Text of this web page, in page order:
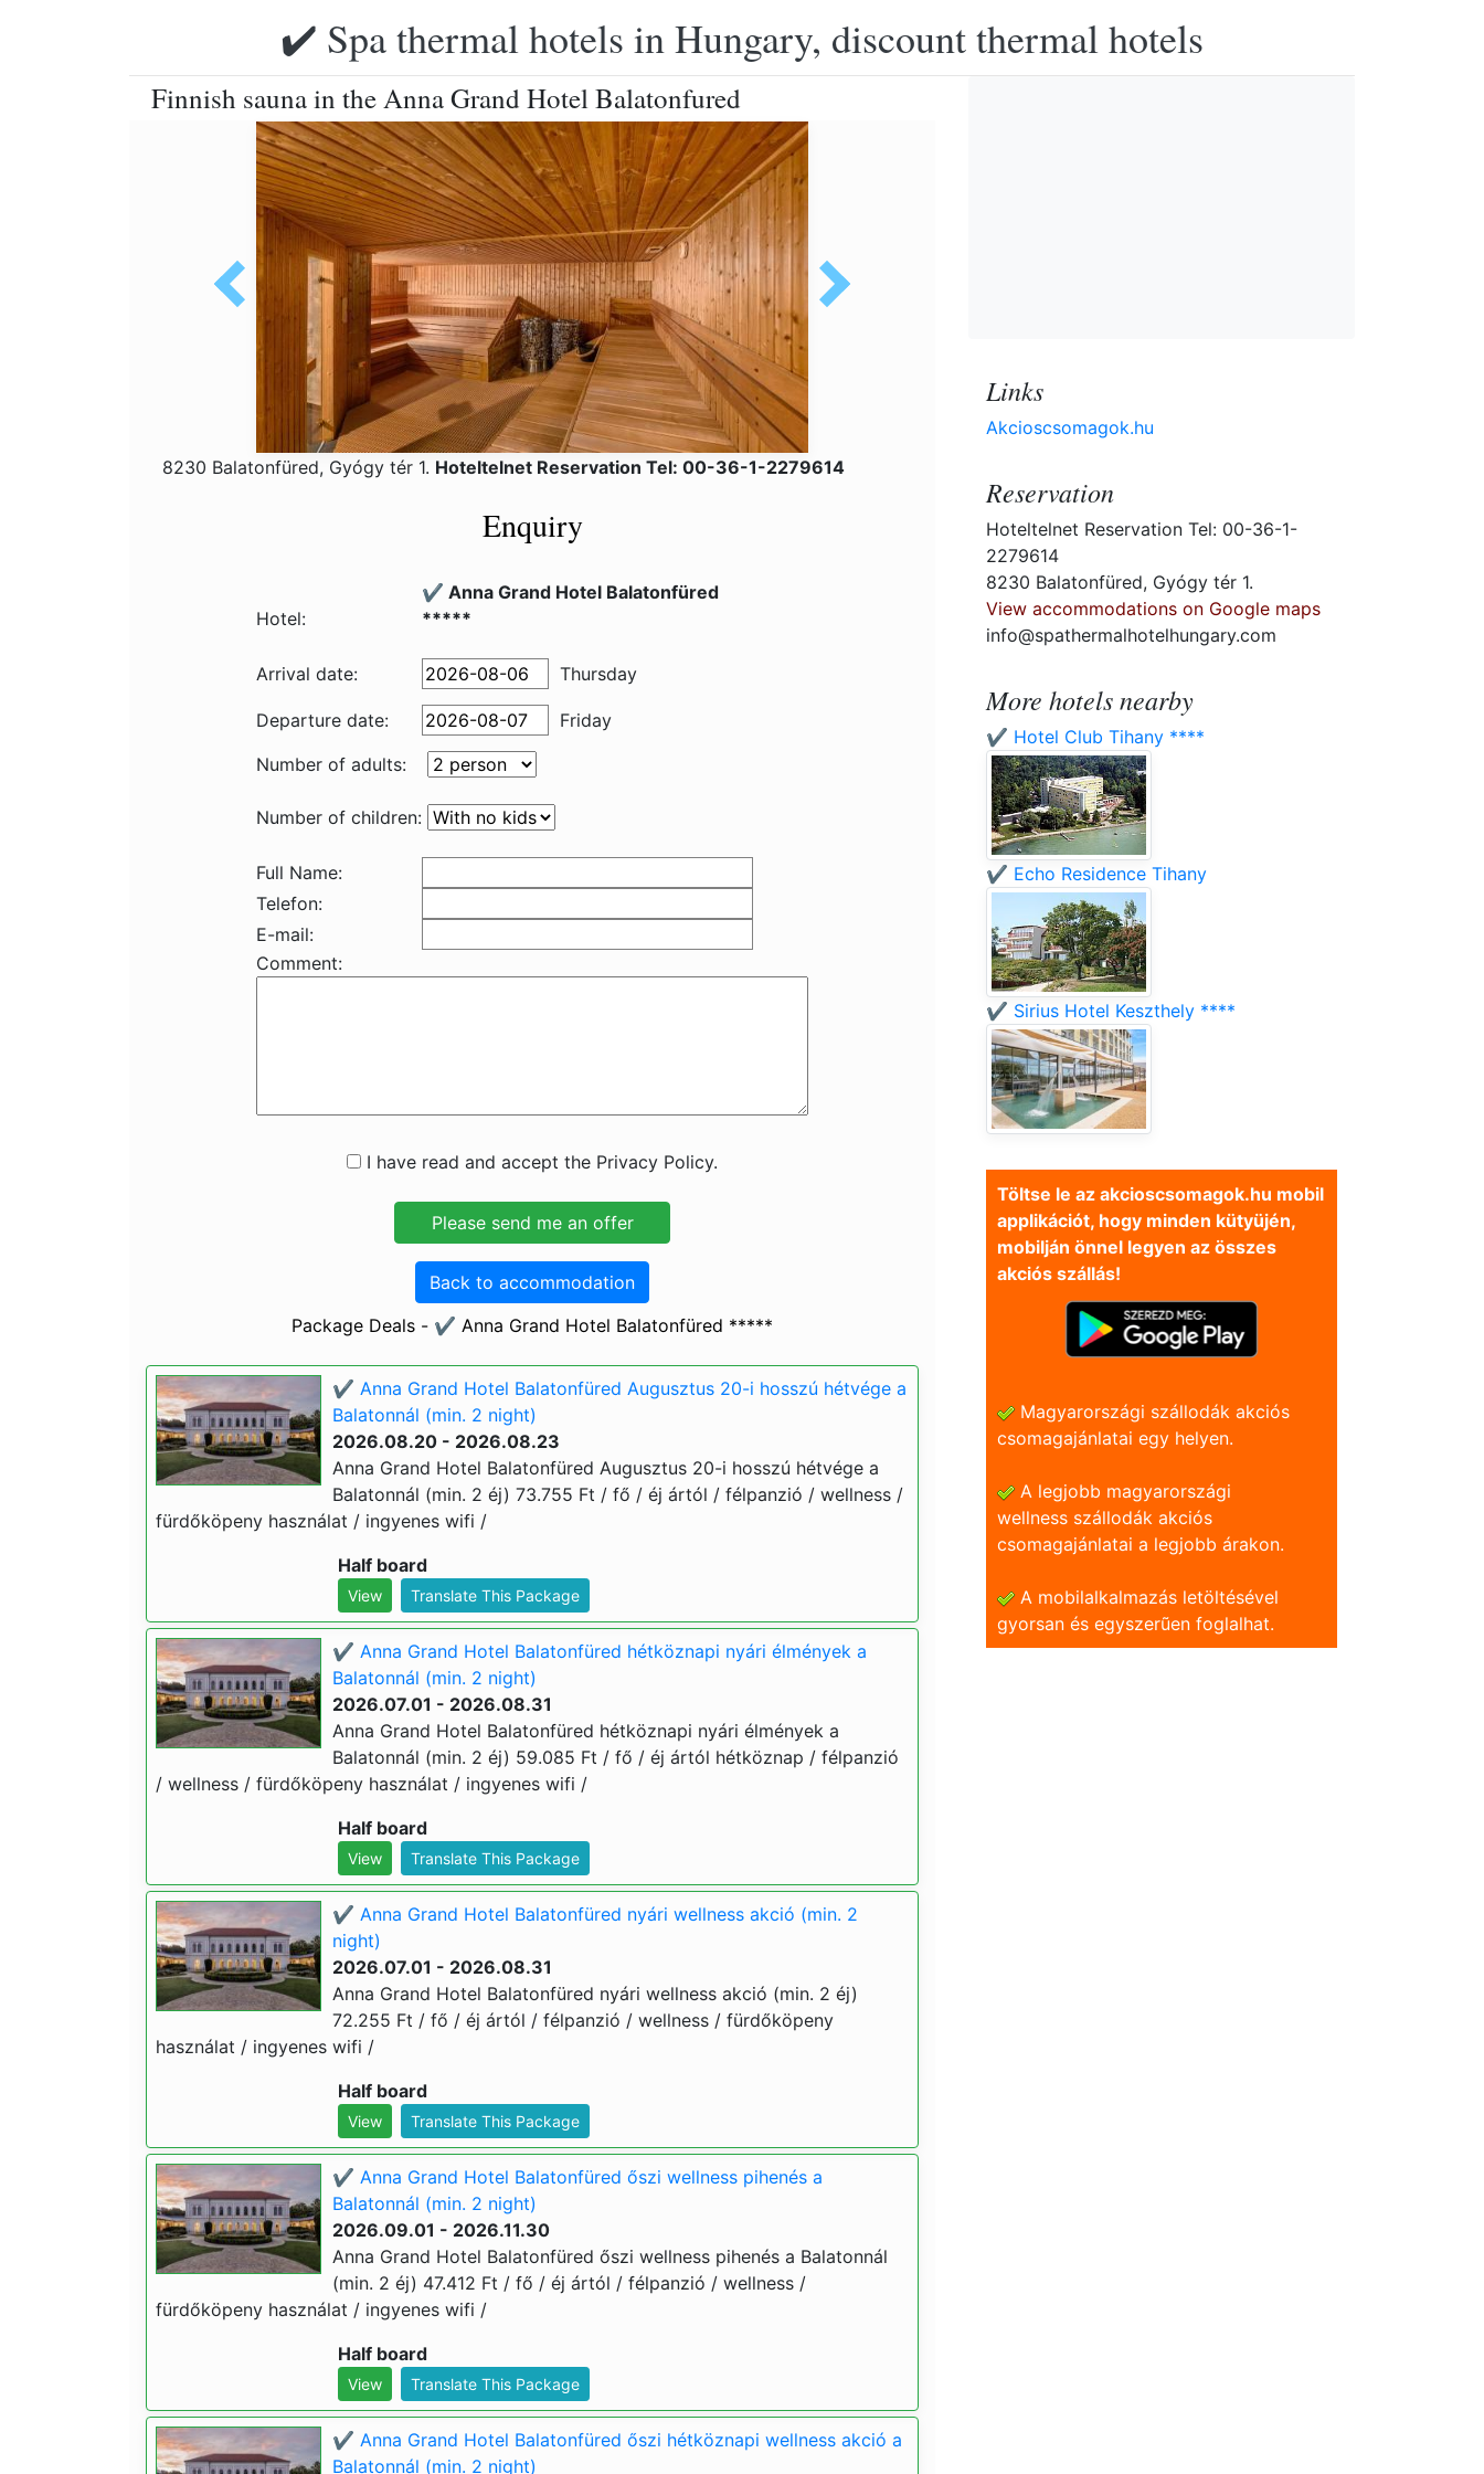
✔️ Spa thermal hotels in Hungary, discount thermal hotels
Finnish sauna in the Anna Grand Hotel Balatonfured
8230 Balatonfüred, Gyógy tér 1. Hoteltelnet Reservation Tel: 00-36-1-2279614
Enquiry
Hotel:
✔️ Anna Grand Hotel Balatonfüred
*****
Arrival date: Thursday
Departure date:
Friday
Number of adults:
Number of children:
Full Name:
Telefon:
E-mail:
Comment:
I have read and accept the Privacy Policy.
Back to accommodation
Package Deals - ✔️ Anna Grand Hotel Balatonfüred *****
✔️ Anna Grand Hotel Balatonfüred Augusztus 20-i hosszú hétvége a
Balatonnál (min. 2 night)
2026.08.20 - 2026.08.23
Anna Grand Hotel Balatonfüred Augusztus 20-i hosszú hétvége a
Balatonnál (min. 2 éj) 73.755 Ft / fő / éj ártól / félpanzió / wellness /
fürdőköpeny használat / ingyenes wifi /
Half board
View Translate This Package
✔️ Anna Grand Hotel Balatonfüred hétköznapi nyári élmények a
Balatonnál (min. 2 night)
2026.07.01 - 2026.08.31
Anna Grand Hotel Balatonfüred hétköznapi nyári élmények a
Balatonnál (min. 2 éj) 59.085 Ft / fő / éj ártól hétköznap / félpanzió
/ wellness / fürdőköpeny használat / ingyenes wifi /
Half board
View Translate This Package
✔️ Anna Grand Hotel Balatonfüred nyári wellness akció (min. 2
night)
2026.07.01 - 2026.08.31
Anna Grand Hotel Balatonfüred nyári wellness akció (min. 2 éj)
72.255 Ft / fő / éj ártól / félpanzió / wellness / fürdőköpeny
használat / ingyenes wifi /
Half board
View Translate This Package
✔️ Anna Grand Hotel Balatonfüred őszi wellness pihenés a
Balatonnál (min. 2 night)
2026.09.01 - 2026.11.30
Anna Grand Hotel Balatonfüred őszi wellness pihenés a Balatonnál
(min. 2 éj) 47.412 Ft / fő / éj ártól / félpanzió / wellness /
fürdőköpeny használat / ingyenes wifi /
Half board
View Translate This Package
✔️ Anna Grand Hotel Balatonfüred őszi hétköznapi wellness akció a
Balatonnál (min. 2 night)
Links
Akcioscsomagok.hu
Reservation
Hoteltelnet Reservation Tel: 00-36-1-
2279614
8230 Balatonfüred, Gyógy tér 1.
View accommodations on Google maps
info@spathermalhotelhungary.com
More hotels nearby
✔️ Hotel Club Tihany ****
✔️ Echo Residence Tihany
✔️ Sirius Hotel Keszthely ****
Töltse le az akcioscsomagok.hu mobil
applikációt, hogy minden kütyüjén,
mobilján önnel legyen az összes
akciós szállás!
Magyarországi szállodák akciós
csomagajánlatai egy helyen.
A legjobb magyarországi
wellness szállodák akciós
csomagajánlatai a legjobb árakon.
A mobilalkalmazás letöltésével
gyorsan és egyszerũen foglalhat.